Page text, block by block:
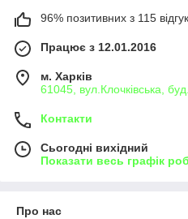
96% позитивних з 115
Працює з 12.01.2016
м. Харків
61045, вул.Клочківська,
Контакти
Сьогодні вихідний
Показати весь графік
Про нас